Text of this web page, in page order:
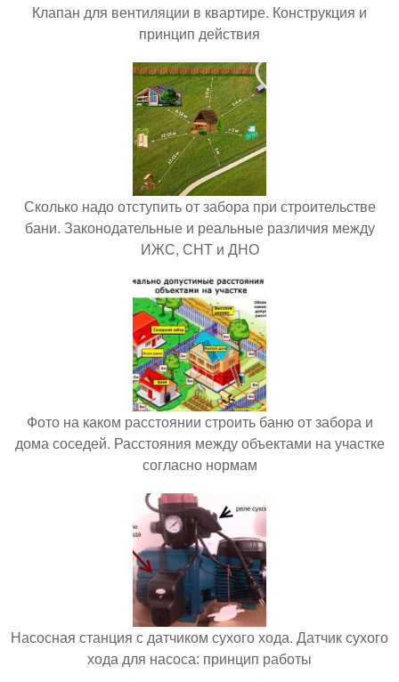
Клапан для вентиляции в квартире. Конструкция и
принцип действия
Сколько надо отступить от забора при строительстве
бани. Законодательные и реальные различия между
ИЖС, СНТ и ДНО
Фото на каком расстоянии строить баню от забора и
дома соседей. Расстояния между объектами на участке
согласно нормам
Насосная станция с датчиком сухого хода. Датчик сухого
хода для насоса: принцип работы